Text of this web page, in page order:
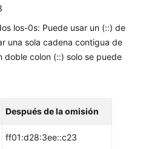
los-0s: Puede usar un (::) de
una sola cadena contigua de
doble colon (::) solo se puede
Después de la omisión
ff01:d28:3ee::c23